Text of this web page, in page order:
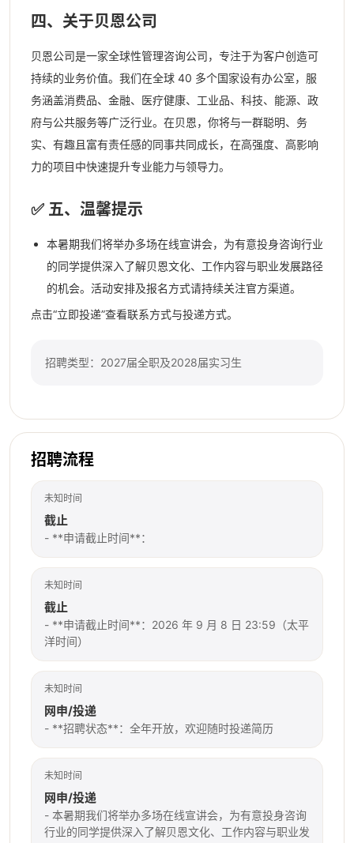
四、关于贝恩公司
贝恩公司是一家全球性管理咨询公司，专注于为客户创造可
持续的业务价值。我们在全球 40 多个国家设有办公室，服
务涵盖消费品、金融、医疗健康、工业品、科技、能源、政
府与公共服务等广泛行业。在贝恩，你将与一群聪明、务
实、有趣且富有责任感的同事共同成长，在高强度、高影响
力的项目中快速提升专业能力与领导力。
✅ 五、温馨提示
本暑期我们将举办多场在线宣讲会，为有意投身咨询行业
的同学提供深入了解贝恩文化、工作内容与职业发展路径
的机会。活动安排及报名方式请持续关注官方渠道。
点击“立即投递”查看联系方式与投递方式。
招聘类型：2027届全职及2028届实习生
招聘流程
未知时间
截止
- **申请截止时间**：
未知时间
截止
- **申请截止时间**：2026 年 9 月 8 日 23:59（太平
洋时间）
未知时间
网申/投递
- **招聘状态**：全年开放，欢迎随时投递简历
未知时间
网申/投递
- 本暑期我们将举办多场在线宣讲会，为有意投身咨询
行业的同学提供深入了解贝恩文化、工作内容与职业发